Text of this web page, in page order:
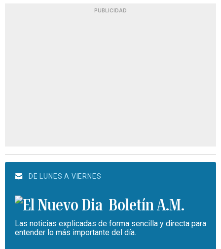
PUBLICIDAD
DE LUNES A VIERNES
Boletín A.M.
Las noticias explicadas de forma sencilla y directa para
entender lo más importante del día.